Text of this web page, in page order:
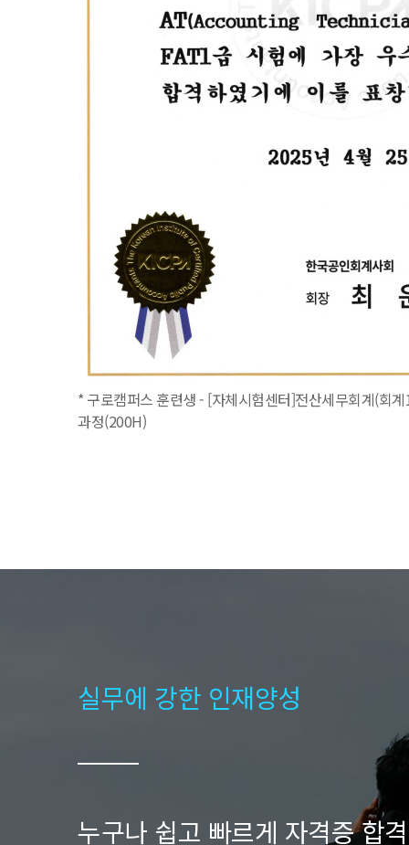
* 구로캠퍼스 훈련생 - [자체시험센터]전산세무회계(회
과정(200H)
실무에 강한 인재양성
누구나 쉽고 빠르게 자격증 합